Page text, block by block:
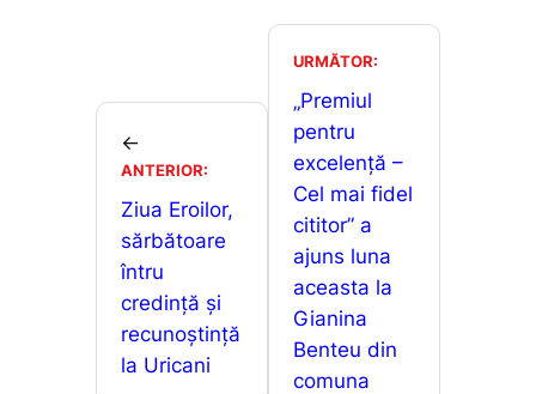
o
k
s
A
p
p
s
e
er
a
ă
←
ANTERIOR:
Ziua Eroilor,
sărbătoare
întru
credință și
recunoștință
la Uricani
URMĂTOR:
„Premiul
pentru
excelenţă –
Cel mai fidel
cititor” a
ajuns luna
aceasta la
Gianina
Benteu din
comuna